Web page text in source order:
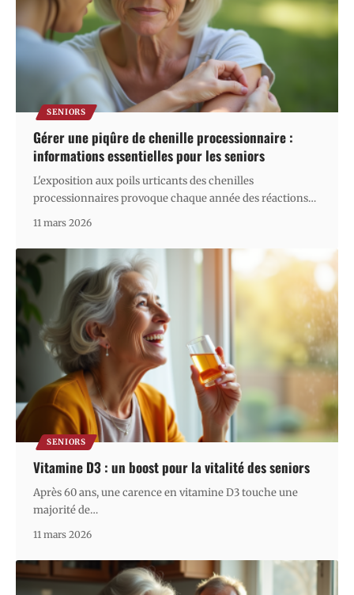
SENIORS
Gérer une piqûre de chenille processionnaire :
informations essentielles pour les seniors
L'exposition aux poils urticants des chenilles
processionnaires provoque chaque année des réactions…
11 mars 2026
SENIORS
Vitamine D3 : un boost pour la vitalité des seniors
Après 60 ans, une carence en vitamine D3 touche une
majorité de…
11 mars 2026